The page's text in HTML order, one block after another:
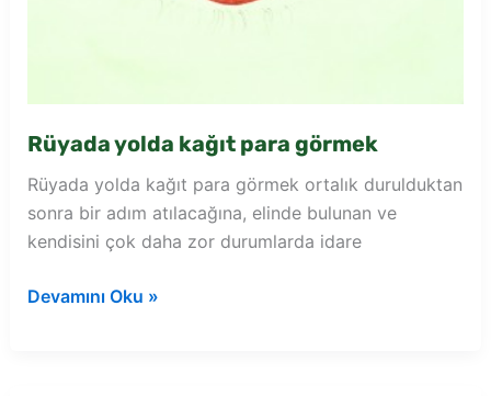
Rüyada yolda kağıt para görmek
Rüyada yolda kağıt para görmek ortalık durulduktan
sonra bir adım atılacağına, elinde bulunan ve
kendisini çok daha zor durumlarda idare
Rüyada
Devamını Oku »